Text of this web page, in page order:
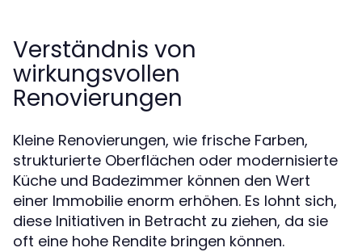
Verständnis von
wirkungsvollen
Renovierungen
Kleine Renovierungen, wie frische Farben,
strukturierte Oberflächen oder modernisierte
Küche und Badezimmer können den Wert
einer Immobilie enorm erhöhen. Es lohnt sich,
diese Initiativen in Betracht zu ziehen, da sie
oft eine hohe Rendite bringen können.